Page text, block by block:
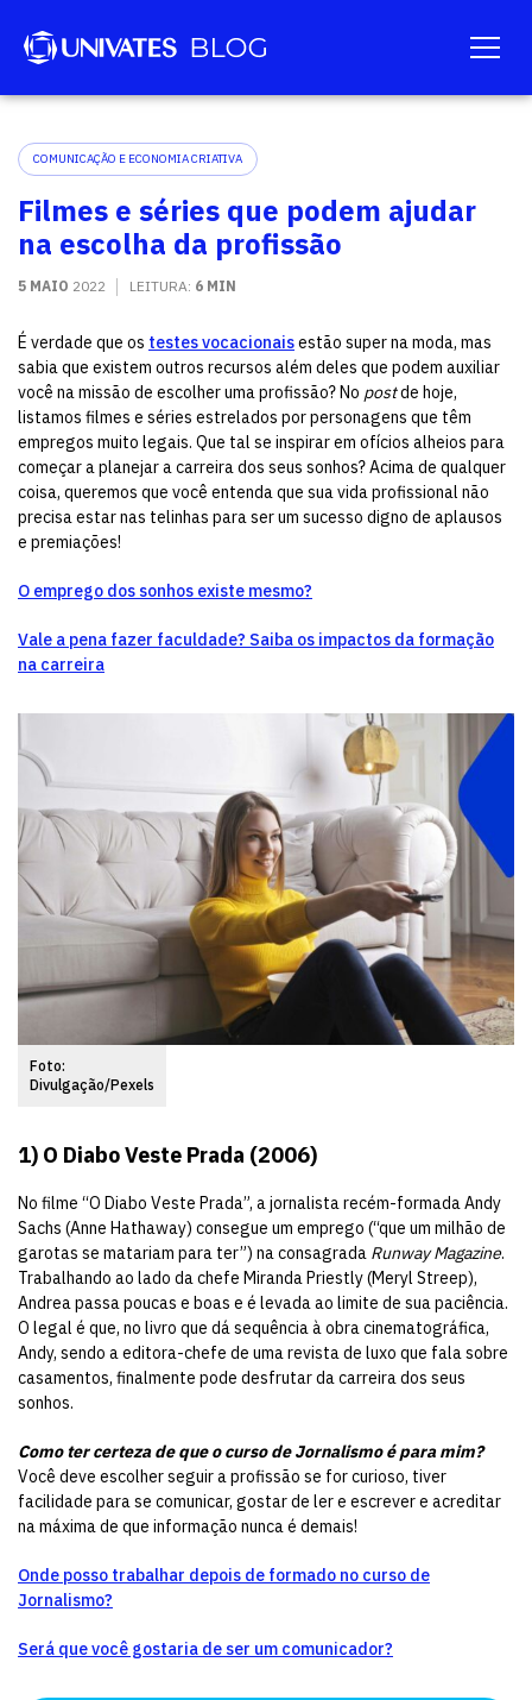
COMUNICAÇÃO E ECONOMIA CRIATIVA
Filmes e séries que podem ajudar
na escolha da profissão
5 MAIO 2022 LEITURA: 6 MIN
É verdade que os testes vocacionaisestão super na moda, mas
sabia que existem outros recursos além deles que podem auxiliar
você na missão de escolher uma profissão? No postde hoje,
listamos filmes e séries estrelados por personagens que têm
empregos muito legais. Que tal se inspirar em ofícios alheios para
começar a planejar a carreira dos seus sonhos? Acima de qualquer
coisa, queremos que você entenda que sua vida profissional não
precisa estar nas telinhas para ser um sucesso digno de aplausos
e premiações!
O emprego dos sonhos existe mesmo?
Vale a pena fazer faculdade? Saiba os impactos da formação
na carreira
Foto:
Divulgação/Pexels
1) O Diabo Veste Prada (2006)
No filme “O Diabo Veste Prada”, a jornalista recém-formada Andy
Sachs (Anne Hathaway) consegue um emprego (“que um milhão de
garotas se matariam para ter”) na consagrada Runway Magazine.
Trabalhando ao lado da chefe Miranda Priestly (Meryl Streep),
Andrea passa poucas e boas e é levada ao limite de sua paciência.
O legal é que, no livro que dá sequência à obra cinematográfica,
Andy, sendo a editora-chefe de uma revista de luxo que fala sobre
casamentos, finalmente pode desfrutar da carreira dos seus
sonhos.
Como ter certeza de que o curso de Jornalismo é para mim?
Você deve escolher seguir a profissão se for curioso, tiver
facilidade para se comunicar, gostar de ler e escrever e acreditar
na máxima de que informação nunca é demais!
Onde posso trabalhar depois de formado no curso de
Jornalismo?
Será que você gostaria de ser um comunicador?